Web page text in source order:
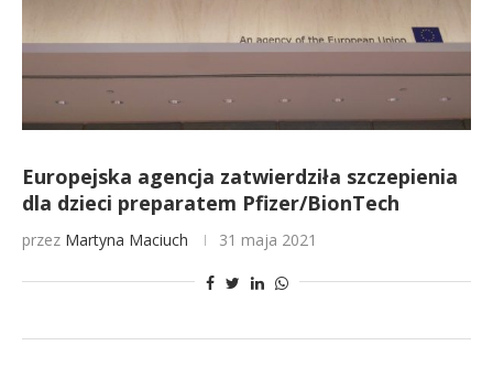
Europejska agencja zatwierdziła szczepienia
dla dzieci preparatem Pfizer/BionTech
przez Martyna Maciuch 31 maja 2021